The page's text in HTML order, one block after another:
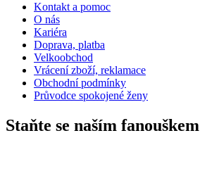
Kontakt a pomoc
O nás
Kariéra
Doprava, platba
Velkoobchod
Vrácení zboží, reklamace
Obchodní podmínky
Průvodce spokojené ženy
Staňte se naším fanouškem